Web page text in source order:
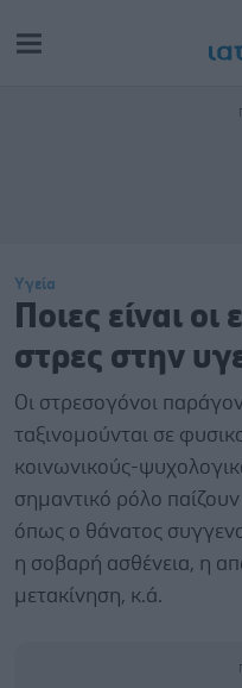
Υγεία
Ποιες είναι
στρες στην
Oι στρεσογόνοι
ταξινομούνται σε
κοινωνικούς-
σημαντικό ρόλο
όπως ο θάνατος
η σοβαρή ασθένεια, η
μετακίνηση, κ.ά.